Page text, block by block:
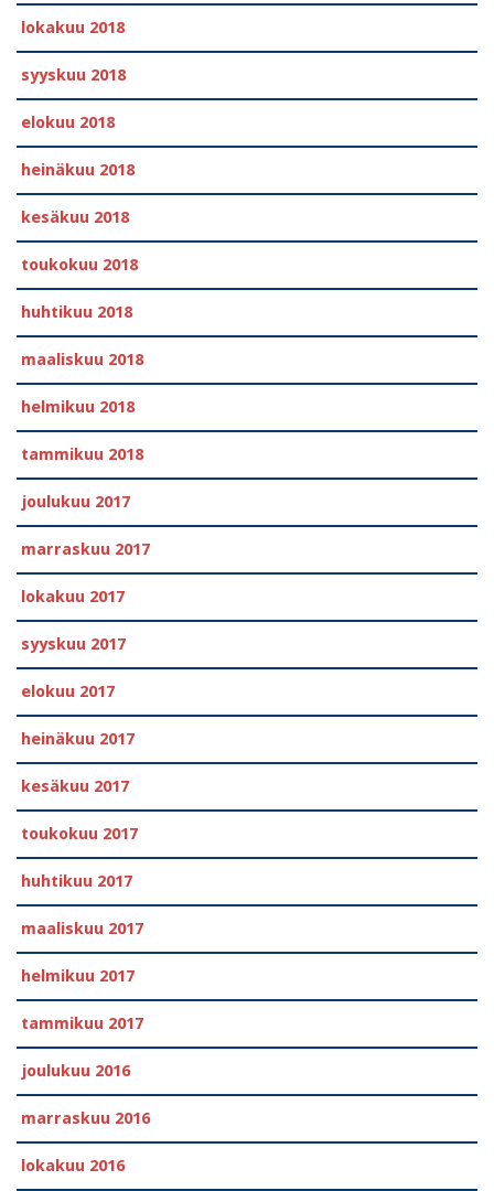
lokakuu 2018
syyskuu 2018
elokuu 2018
heinäkuu 2018
kesäkuu 2018
toukokuu 2018
huhtikuu 2018
maaliskuu 2018
helmikuu 2018
tammikuu 2018
joulukuu 2017
marraskuu 2017
lokakuu 2017
syyskuu 2017
elokuu 2017
heinäkuu 2017
kesäkuu 2017
toukokuu 2017
huhtikuu 2017
maaliskuu 2017
helmikuu 2017
tammikuu 2017
joulukuu 2016
marraskuu 2016
lokakuu 2016